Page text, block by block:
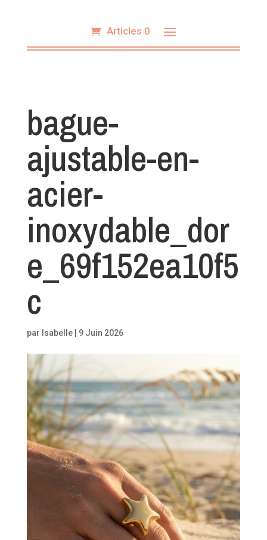
Articles 0
bague-
ajustable-en-
acier-
inoxydable_dor
e_69f152ea10f5
c
par Isabelle| 9 Juin 2026